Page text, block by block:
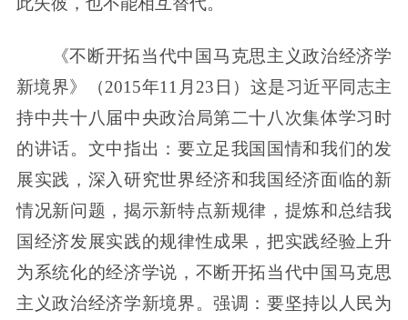
《不断开拓当代中国马克思主义政治经济学
新境界》（2015年11月23日）这是习近平同志主
持中共十八届中央政治局第二十八次集体学习时
的讲话。文中指出：要立足我国国情和我们的发
展实践，深入研究世界经济和我国经济面临的新
情况新问题，揭示新特点新规律，提炼和总结我
国经济发展实践的规律性成果，把实践经验上升
为系统化的经济学说，不断开拓当代中国马克思
主义政治经济学新境界。强调：要坚持以人民为